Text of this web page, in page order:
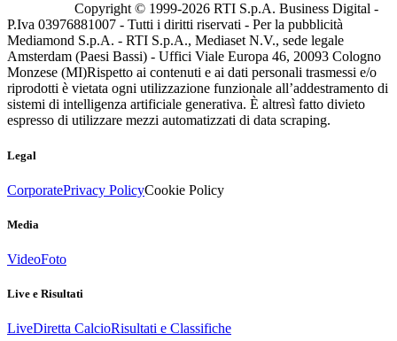
Copyright © 1999-2026 RTI S.p.A. Business Digital -
P.Iva 03976881007 - Tutti i diritti riservati - Per la pubblicità
Mediamond S.p.A. - RTI S.p.A., Mediaset N.V., sede legale
Amsterdam (Paesi Bassi) - Uffici Viale Europa 46, 20093 Cologno
Monzese (MI)Rispetto ai contenuti e ai dati personali trasmessi e/o
riprodotti è vietata ogni utilizzazione funzionale all’addestramento di
sistemi di intelligenza artificiale generativa. È altresì fatto divieto
espresso di utilizzare mezzi automatizzati di data scraping.
Legal
CorporatePrivacy PolicyCookie Policy
Media
VideoFoto
Live e Risultati
LiveDiretta CalcioRisultati e Classifiche